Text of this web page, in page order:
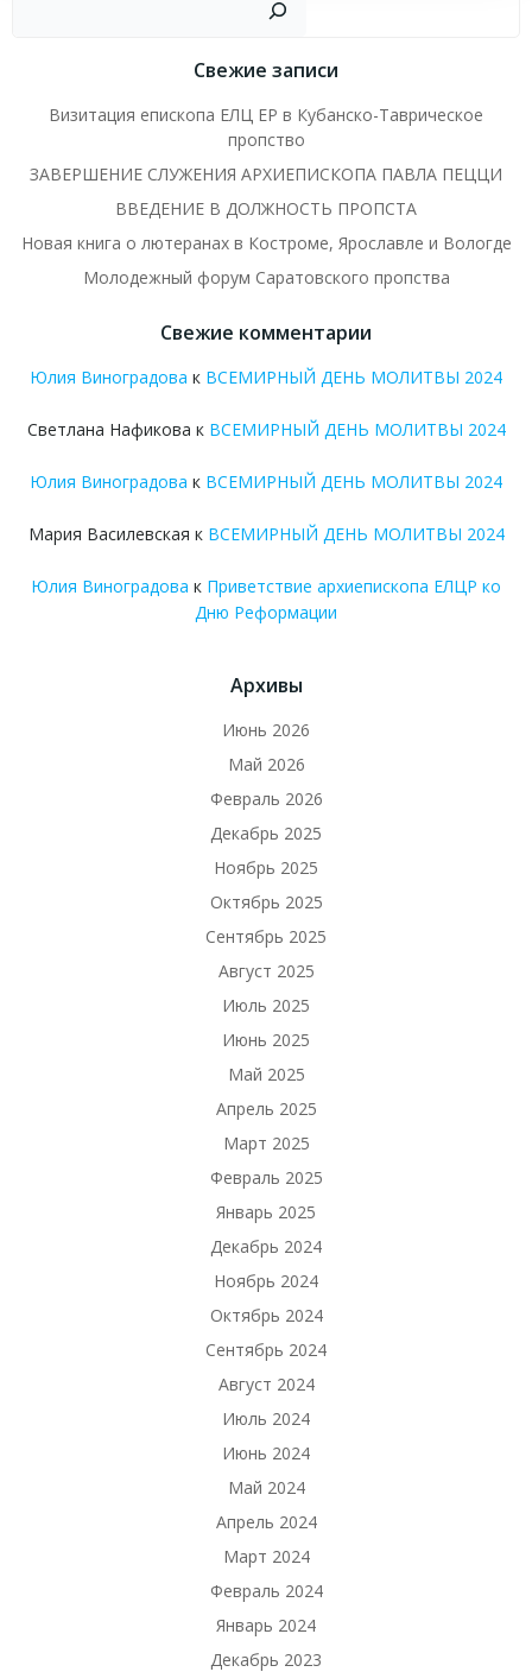
Свежие записи
Визитация епископа ЕЛЦ ЕР в Кубанско-Таврическое
пропство
ЗАВЕРШЕНИЕ СЛУЖЕНИЯ АРХИЕПИСКОПА ПАВЛА ПЕЦЦИ
ВВЕДЕНИЕ В ДОЛЖНОСТЬ ПРОПСТА
Новая книга о лютеранах в Костроме, Ярославле и Вологде
Молодежный форум Саратовского пропства
Свежие комментарии
Юлия Виноградова к ВСЕМИРНЫЙ ДЕНЬ МОЛИТВЫ 2024
Светлана Нафикова к ВСЕМИРНЫЙ ДЕНЬ МОЛИТВЫ 2024
Юлия Виноградова к ВСЕМИРНЫЙ ДЕНЬ МОЛИТВЫ 2024
Мария Василевская к ВСЕМИРНЫЙ ДЕНЬ МОЛИТВЫ 2024
Юлия Виноградова к Приветствие архиепископа ЕЛЦР ко
Дню Реформации
Архивы
Июнь 2026
Май 2026
Февраль 2026
Декабрь 2025
Ноябрь 2025
Октябрь 2025
Сентябрь 2025
Август 2025
Июль 2025
Июнь 2025
Май 2025
Апрель 2025
Март 2025
Февраль 2025
Январь 2025
Декабрь 2024
Ноябрь 2024
Октябрь 2024
Сентябрь 2024
Август 2024
Июль 2024
Июнь 2024
Май 2024
Апрель 2024
Март 2024
Февраль 2024
Январь 2024
Декабрь 2023